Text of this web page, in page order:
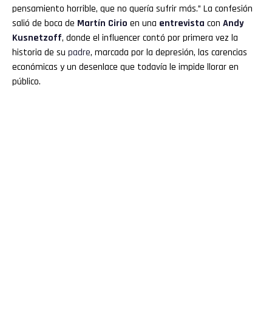
pensamiento horrible, que no quería sufrir más.” La confesión
salió de boca de Martín Cirio en una entrevista con Andy
Kusnetzoff, donde el influencer contó por primera vez la
historia de su padre, marcada por la depresión, las carencias
económicas y un desenlace que todavía le impide llorar en
público.